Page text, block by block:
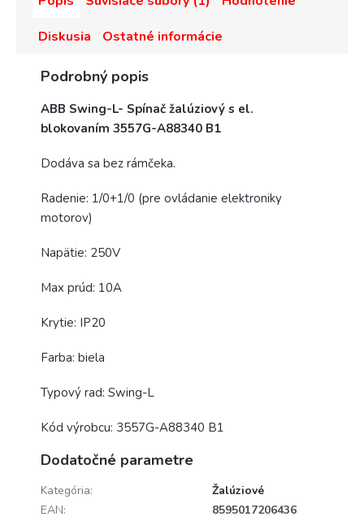
Diskusia
Ostatné informácie
Podrobný popis
ABB Swing-L- Spínač žalúziový s el.
blokovaním 3557G-A88340 B1
Dodáva sa bez rámčeka.
Radenie: 1/0+1/0 (pre ovládanie elektroniky
motorov)
Napätie: 250V
Max prúd: 10A
Krytie: IP20
Farba: biela
Typový rad: Swing-L
Kód výrobcu: 3557G-A88340 B1
Dodatočné parametre
Kategória:
Žalúziové
EAN:
8595017206436